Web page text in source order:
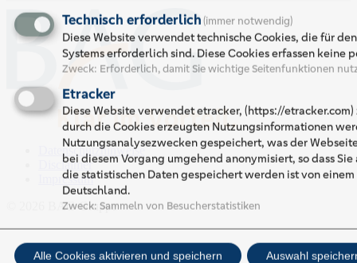
Datenschutzhinweise
Disclaimer
Impressum
© 2026 BAG Gruppe
Technisch erforderlich (immer notwendig)
Diese Website verwendet technische Cookies, die für
Systems erforderlich sind. Diese Cookies erfassen keine
Zweck: Erforderlich, damit Sie wichtige Seitenfunktionen
Etracker
Diese Website verwendet etracker, (https://
durch die Cookies erzeugten Nutzungsinformationen
Nutzungsanalysezwecken gespeichert, was der
bei diesem Vorgang umgehend anonymisiert, so dass
die statistischen Daten gespeichert werden ist von
Deutschland.
Zweck: Sammeln von Besucherstatistiken
Alle Cookies aktivieren und speichern Auswahl